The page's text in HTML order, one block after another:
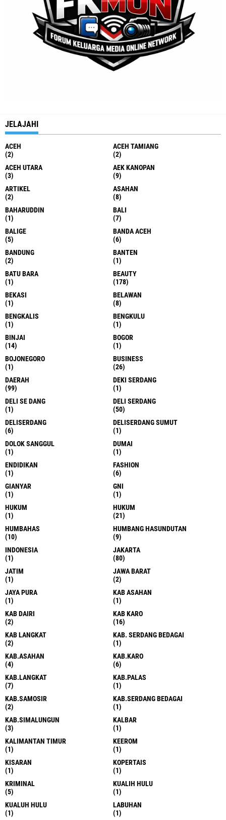
JELAJAHI
ACEH
(2)
ACEH TAMIANG
(2)
ACEH UTARA
(3)
AEK KANOPAN
(9)
ARTIKEL
(2)
ASAHAN
(8)
BAHARUDDIN
(1)
BALI
(7)
BALIGE
(5)
BANDA ACEH
(6)
BANDUNG
(2)
BANTEN
(1)
BATU BARA
(1)
BEAUTY
(178)
BEKASI
(1)
BELAWAN
(8)
BENGKALIS
(1)
BENGKULU
(1)
BINJAI
(14)
BOGOR
(1)
BOJONEGORO
(1)
BUSINESS
(26)
DAERAH
(99)
DEKI SERDANG
(1)
DELI SE DANG
(1)
DELI SERDANG
(50)
DELISERDANG
(6)
DELISERDANG SUMUT
(1)
DOLOK SANGGUL
(1)
DUMAI
(1)
ENDIDIKAN
(1)
FASHION
(6)
GIANYAR
(1)
GNI
(1)
HUKUM
(1)
HUKUM
(21)
HUMBAHAS
(10)
HUMBANG HASUNDUTAN
(9)
INDONESIA
(1)
JAKARTA
(80)
JATIM
(1)
JAWA BARAT
(2)
JAYA PURA
(1)
KAB ASAHAN
(1)
KAB DAIRI
(2)
KAB KARO
(16)
KAB LANGKAT
(2)
KAB. SERDANG BEDAGAI
(1)
KAB.ASAHAN
(4)
KAB.KARO
(6)
KAB.LANGKAT
(7)
KAB.PALAS
(1)
KAB.SAMOSIR
(2)
KAB.SERDANG BEDAGAI
(1)
KAB.SIMALUNGUN
(3)
KALBAR
(1)
KALIMANTAN TIMUR
(1)
KEEROM
(1)
KISARAN
(1)
KOPERTAIS
(1)
KRIMINAL
(5)
KUALIH HULU
(1)
KUALUH HULU
(1)
LABUHAN
(1)